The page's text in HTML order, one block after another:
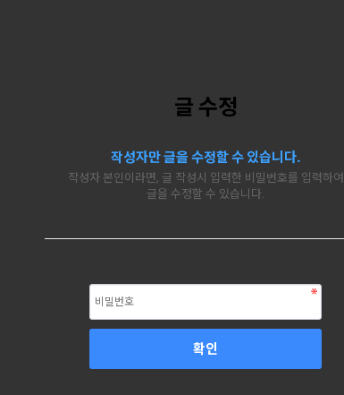
글 수정
작성자만 글을 수정할 수 있습니다.
작성자 본인이라면, 글 작성시 입력한 비밀번호를 입력하여
글을 수정할 수 있습니다.